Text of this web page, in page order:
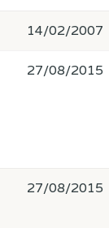
14/02/2007
27/08/2015
27/08/2015